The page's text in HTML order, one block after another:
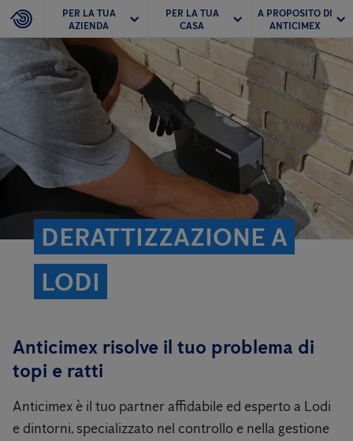
PER LA TUA
AZIENDA
PER LA TUA
CASA
A PROPOSITO DI
ANTICIMEX
DERATTIZZAZIONE A
LODI
Anticimex risolve il tuo problema di
topi e ratti
Anticimex è il tuo partner affidabile ed esperto a Lodi
e dintorni, specializzato nel controllo e nella gestione